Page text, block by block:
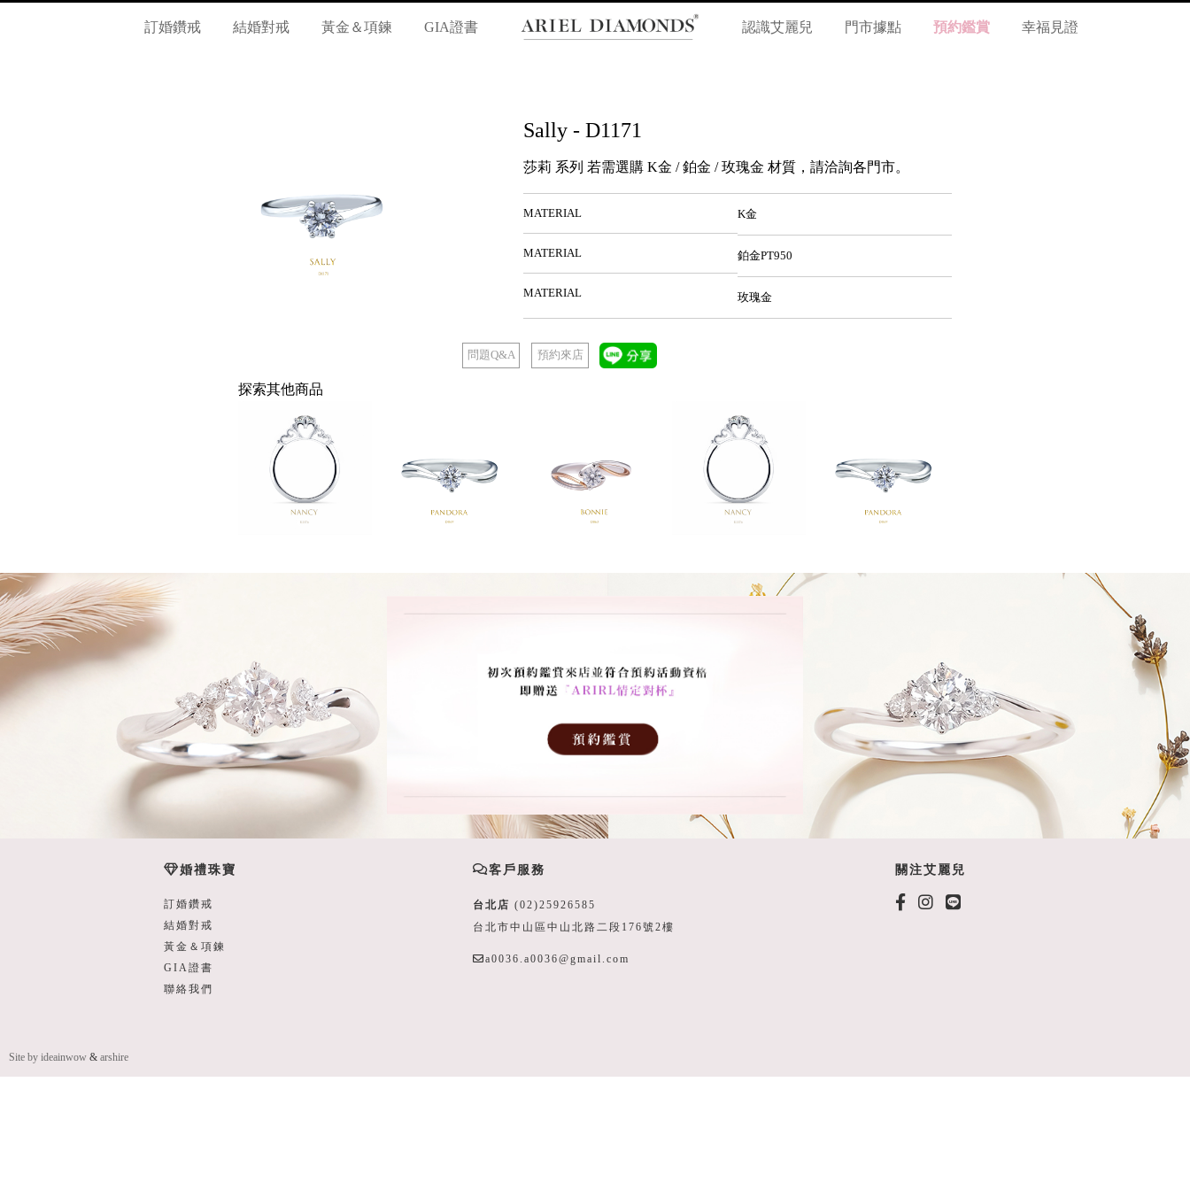
訂婚鑽戒 結婚對戒 黃金＆項鍊 GIA證書 認識艾麗兒 門市據點 預約鑑賞 幸福見證
Sally - D1171
莎莉 系列 若需選購 K金 / 鉑金 / 玫瑰金 材質，請洽詢各門市。
MATERIAL K金
MATERIAL 鉑金PT950
MATERIAL 玫瑰金
問題Q&A 預約來店
探索其他商品
婚禮珠寶
訂婚鑽戒
結婚對戒
黃金＆項鍊
GIA證書
聯絡我們
客戶服務
台北店 (02)25926585
台北市中山區中山北路二段176號2樓
a0036.a0036@gmail.com
關注艾麗兒
Site by ideainwow & arshire